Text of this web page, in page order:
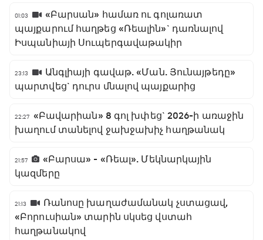
01:03
«Բարսան» համառ ու գոլառատ
պայքարում հաղթեց «Ռեալին»` դառնալով
Իսպանիայի Սուպերգավաթակիր
23:13
Անգլիայի գավաթ. «Ման. Յունայթեդը»
պարտվեց` դուրս մնալով պայքարից
22:27 «Բավարիան» 8 գոլ խփեց` 2026-ի առաջին
խաղում տանելով ջախջախիչ հաղթանակ
21:57
«Բարսա» - «Ռեալ». Մեկնարկային
կազմերը
21:13
Ռանոսը խաղաժամանակ չստացավ,
«Բորուսիան» տարին սկսեց վստահ
հաղթանակով